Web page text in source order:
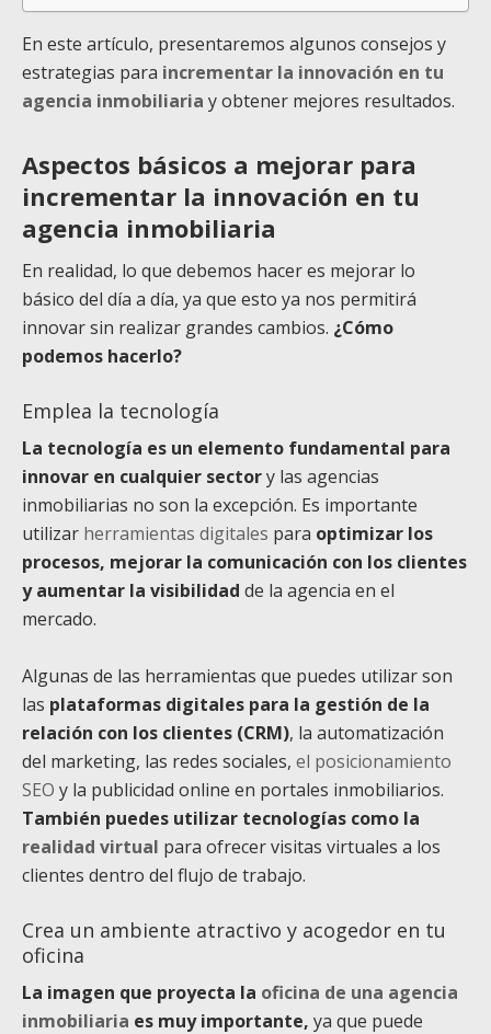
En este artículo, presentaremos algunos consejos y
estrategias para incrementar la innovación en tu
agencia inmobiliaria y obtener mejores resultados.
Aspectos básicos a mejorar para
incrementar la innovación en tu
agencia inmobiliaria
En realidad, lo que debemos hacer es mejorar lo
básico del día a día, ya que esto ya nos permitirá
innovar sin realizar grandes cambios. ¿Cómo
podemos hacerlo?
Emplea la tecnología
La tecnología es un elemento fundamental para
innovar en cualquier sectory las agencias
inmobiliarias no son la excepción. Es importante
utilizar herramientas digitales para optimizar los
procesos, mejorar la comunicación con los clientes
y aumentar la visibilidad de la agencia en el
mercado.
Algunas de las herramientas que puedes utilizar son
las plataformas digitales para la gestión de la
relación con los clientes (CRM), la automatización
del marketing, las redes sociales, el posicionamiento
SEO y la publicidad online en portales inmobiliarios.
También puedes utilizar tecnologías como la
realidad virtual para ofrecer visitas virtuales a los
clientes dentro del flujo de trabajo.
Crea un ambiente atractivo y acogedor en tu
oficina
La imagen que proyecta la oficina de una agencia
inmobiliaria es muy importante, ya que puede